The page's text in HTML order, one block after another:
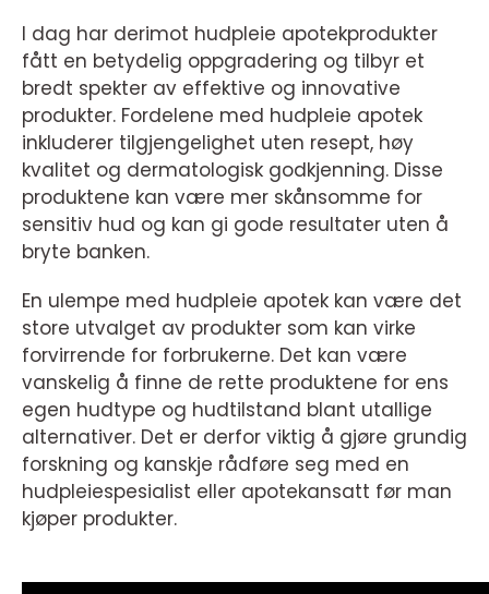
I dag har derimot hudpleie apotekprodukter
fått en betydelig oppgradering og tilbyr et
bredt spekter av effektive og innovative
produkter. Fordelene med hudpleie apotek
inkluderer tilgjengelighet uten resept, høy
kvalitet og dermatologisk godkjenning. Disse
produktene kan være mer skånsomme for
sensitiv hud og kan gi gode resultater uten å
bryte banken.
En ulempe med hudpleie apotek kan være det
store utvalget av produkter som kan virke
forvirrende for forbrukerne. Det kan være
vanskelig å finne de rette produktene for ens
egen hudtype og hudtilstand blant utallige
alternativer. Det er derfor viktig å gjøre grundig
forskning og kanskje rådføre seg med en
hudpleiespesialist eller apotekansatt før man
kjøper produkter.